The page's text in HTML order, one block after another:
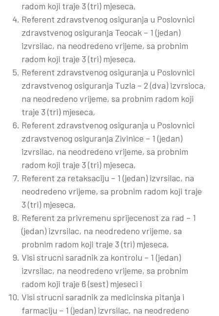
radom koji traje 3 (tri) mjeseca,
Referent zdravstvenog osiguranja u Poslovnici
zdravstvenog osiguranja Teocak – 1 (jedan)
izvrsilac, na neodredeno vrijeme, sa probnim
radom koji traje 3 (tri) mjeseca,
Referent zdravstvenog osiguranja u Poslovnici
zdravstvenog osiguranja Tuzla – 2 (dva) izvrsioca,
na neodredeno vrijeme, sa probnim radom koji
traje 3 (tri) mjeseca,
Referent zdravstvenog osiguranja u Poslovnici
zdravstvenog osiguranja Zivinice – 1 (jedan)
izvrsilac, na neodredeno vrijeme, sa probnim
radom koji traje 3 (tri) mjeseca,
Referent za retaksaciju – 1 (jedan) izvrsilac, na
neodredeno vrijeme, sa probnim radom koji traje
3 (tri) mjeseca,
Referent za privremenu sprijecenost za rad – 1
(jedan) izvrsilac, na neodredeno vrijeme, sa
probnim radom koji traje 3 (tri) mjeseca,
Visi strucni saradnik za kontrolu – 1 (jedan)
izvrsilac, na neodredeno vrijeme, sa probnim
radom koji traje 6 (sest) mjeseci i
Visi strucni saradnik za medicinska pitanja i
farmaciju – 1 (jedan) izvrsilac, na neodredeno